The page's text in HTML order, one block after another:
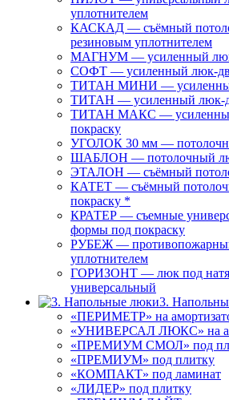
уплотнителем
КАСКАД — съёмный
резиновым уплотнителем
МАГНУМ — усиленный люк-
СОФТ — усиленный люк-
ТИТАН МИНИ —
ТИТАН — усиленный люк-
ТИТАН МАКС —
покраску
УГОЛОК 30 мм —
ШАБЛОН — потолочный
ЭТАЛОН — съёмный
КАТЕТ — съёмный
покраску *
КРАТЕР — съемные
формы под покраску
РУБЕЖ —
уплотнителем
ГОРИЗОНТ — люк под
универсальный
3.
«ПЕРИМЕТР» на
«УНИВЕРСАЛ ЛЮКС» на
«ПРЕМИУМ СМОЛ» под
«ПРЕМИУМ» под плитку
«КОМПАКТ» под ламинат
«ЛИДЕР» под плитку